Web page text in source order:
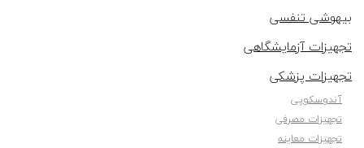
بیهوشی تنفسی
تجهیزات آزمایشگاهی
تجهیزات پزشکی
آندوسکوپی
تجهیزات مصرفی
تجهیزات معاینه